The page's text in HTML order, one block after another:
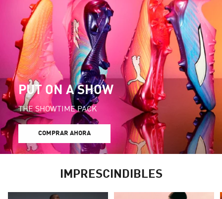
PUT ON A SHOW
THE SHOWTIME PACK
COMPRAR AHORA
IMPRESCINDIBLES